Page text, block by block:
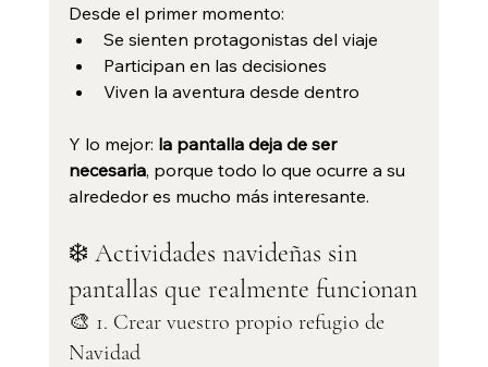
Desde el primer momento:
Se sienten protagonistas del viaje
Participan en las decisiones
Viven la aventura desde dentro
Y lo mejor: la pantalla deja de ser
necesaria, porque todo lo que ocurre a su
alrededor es mucho más interesante.
❄️ Actividades navideñas sin
pantallas que realmente funcionan
🎨 1. Crear vuestro propio refugio de
Navidad